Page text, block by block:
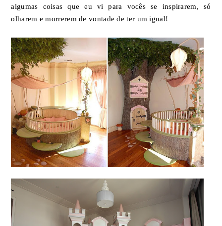
algumas coisas que eu vi para vocês se inspirarem, só
olharem e morrerem de vontade de ter um igual!